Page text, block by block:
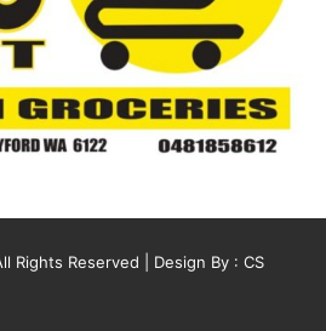
Rights Reserved | Design By : CS